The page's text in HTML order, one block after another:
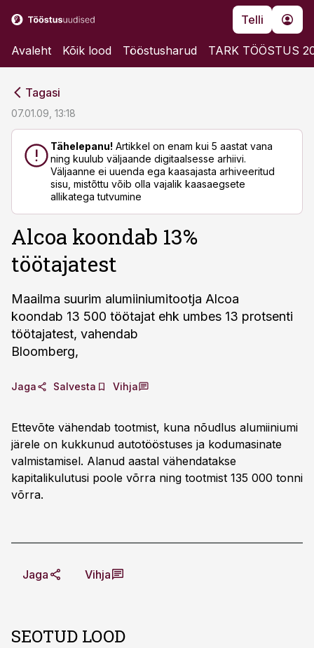
Telli
Avaleht Kõik lood Tööstusharud TARK TÖÖSTUS
Tagasi
07.01.09, 13:18
Tähelepanu! Artikkel on enam kui 5 aastat vana
ning kuulub väljaande digitaalsesse arhiivi.
Väljaanne ei uuenda ega kaasajasta arhiveeritud
sisu, mistõttu võib olla vajalik kaasaegsete
allikatega tutvumine
Alcoa koondab 13%
töötajatest
Maailma suurim alumiiniumitootja Alcoa
koondab 13 500 töötajat ehk umbes 13 protsenti
töötajatest, vahendab
Bloomberg,
Jaga Salvesta Vihja
Ettevõte vähendab tootmist, kuna nõudlus alumiiniumi
järele on kukkunud autotööstuses ja kodumasinate
valmistamisel. Alanud aastal vähendatakse
kapitalikulutusi poole võrra ning tootmist 135 000 tonni
võrra.
Jaga Vihja
SEOTUD LOOD